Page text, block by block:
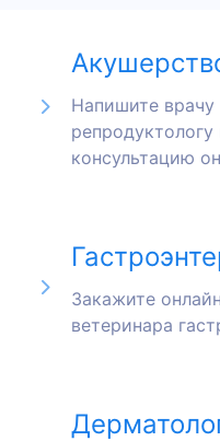
Напишите врачу
консультацию
Закажите
ветеринара